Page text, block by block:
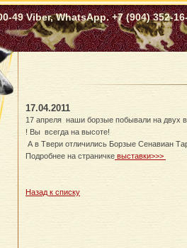
49 Viber, WhatsApp. +7 (904) 352-
17.04.2011
17 апреля наши борзые побывали на двух
! Вы всегда на высоте!
А в Твери отличились Борзые Сенавиан
Подробнее на страничке выставки>>>
Назад к списку